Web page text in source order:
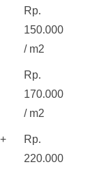
Rp.
150.000
/ m2
Rp.
170.000
/ m2
Rp.
220.000